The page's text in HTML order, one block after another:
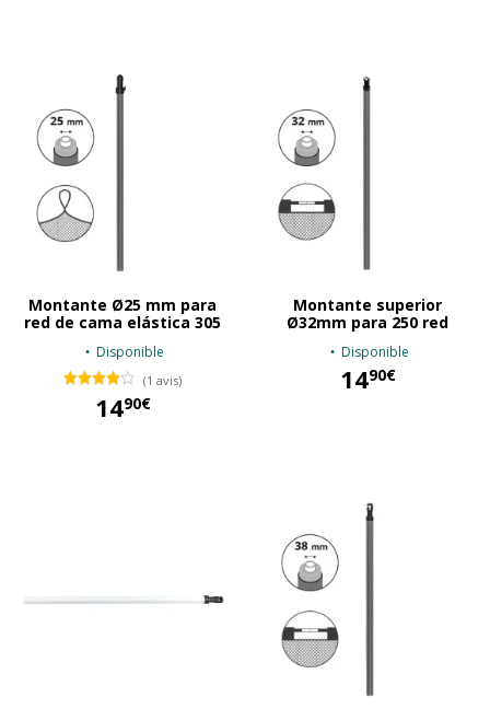
Montante Ø25 mm para
red de cama elástica 305
Disponible
(1 avis)
1490€
Montante superior
Ø32mm para 250 red
Disponible
1490€